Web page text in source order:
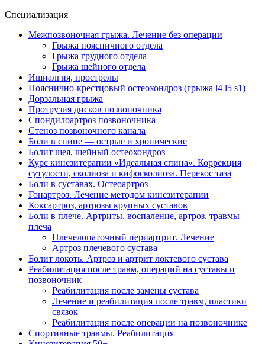
Специализация
Межпозвоночная грыжа. Лечение без операции
Грыжа поясничного отдела
Грыжа грудного отдела
Грыжа шейного отдела
Ишиалгия, прострелы
Пояснично-крестцовый остеохондроз (грыжа l4 l5 s1)
Дорзальная грыжа
Протрузия дисков позвоночника
Спондилоартроз позвоночника
Стеноз позвоночного канала
Боли в спине — острые и хронические
Болит шея, шейный остеохондроз
Курс кинезитерапии «Идеальная спина». Коррекция
сутулости, сколиоза и кифосколиоза. Перекос таза
Боли в суставах. Остеоартроз
Гонартроз. Лечение методом кинезитерапии
Коксартроз, артрозы крупных суставов
Боли в плече. Артриты, воспаление, артроз, травмы
плеча
Плечелопаточный периартрит. Лечение
Артроз плечевого сустава
Болит локоть. Артроз и артрит локтевого сустава
Реабилитация после травм, операций на суставы и
позвоночник
Реабилитация после замены сустава
Лечение и реабилитация после травм, пластики
связок
Реабилитация после операции на позвоночнике
Спортивные травмы. Реабилитация